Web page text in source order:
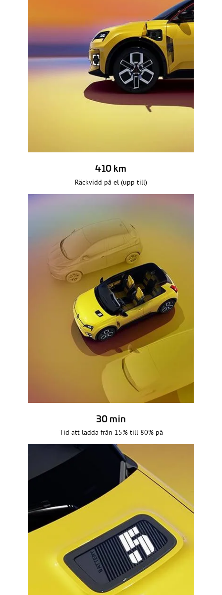
410 km
Räckvidd på el (upp till)
30 min
Tid att ladda från 15% till 80% på